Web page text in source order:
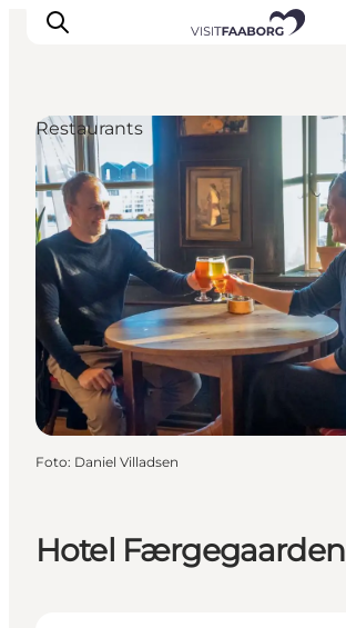
Unterkünfte
Gastronomie
Erlebnisse
Inselhüpfen
Outdoor
Kalender
Hotel Færgegaarden
Restaurants
Foto: Daniel Villadsen